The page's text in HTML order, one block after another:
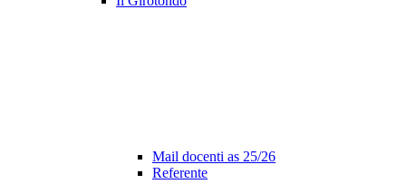
Mail docenti as 25/26
Referente